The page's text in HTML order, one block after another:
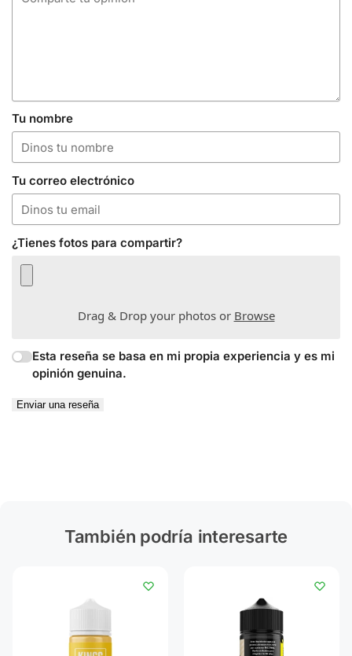
Tu nombre
Tu correo electrónico
¿Tienes fotos para compartir?
Drag & Drop your photos or Browse
Esta reseña se basa en mi propia experiencia y es mi
opinión genuina.
Enviar una reseña
También podría interesarte